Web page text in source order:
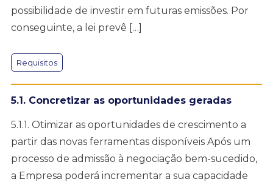
possibilidade de investir em futuras emissões. Por
conseguinte, a lei prevê […]
Requisitos
5.1. Concretizar as oportunidades geradas
5.1.1. Otimizar as oportunidades de crescimento a
partir das novas ferramentas disponíveis Após um
processo de admissão à negociação bem-sucedido,
a Empresa poderá incrementar a sua capacidade